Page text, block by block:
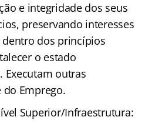
e integridade dos seus
preservando interesses
dos princípios
o estado
outras
Emprego.
Superior/Infraestrutura: